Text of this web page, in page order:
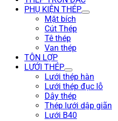
PHỤ KIỆN THÉP
Mặt bích
Cút Thép
Tê thép
Van thép
TÔN LỢP
LƯỚI THÉP
Lưới thép hàn
Lưới thép đục lỗ
Dây thép
Thép lưới dập giãn
Lưới B40